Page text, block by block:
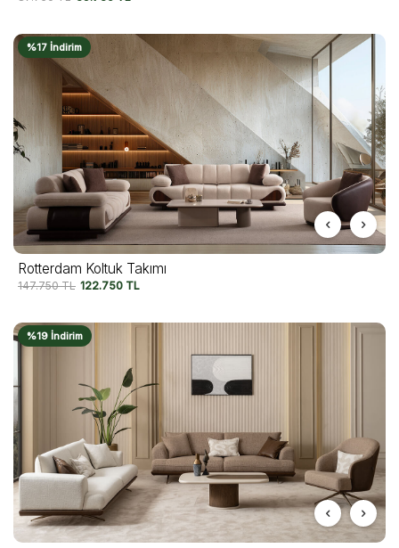
%17 İndirim
Rotterdam Koltuk Takımı
147.750TL 122.750 TL
%19 İndirim